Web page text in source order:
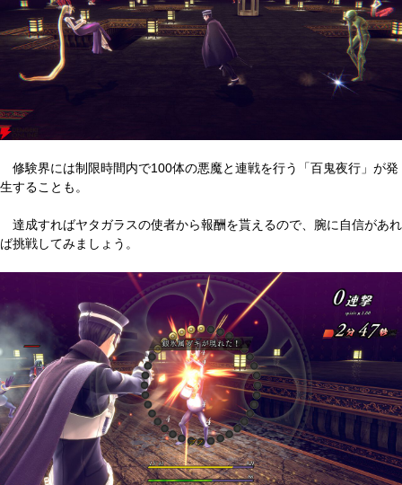
修験界には制限時間内で100体の悪魔と連戦を行う「百鬼夜行」が発
生することも。
達成すればヤタガラスの使者から報酬を貰えるので、腕に自信があれ
ば挑戦してみましょう。